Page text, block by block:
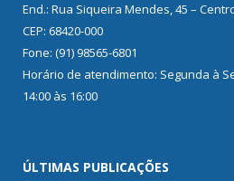
End.: Rua Siqueira Mendes, 45 –
CEP: 68420-000
Fone: (91) 98565-6801
Horário de atendimento: Segunda à
14:00 às 16:00
ÚLTIMAS PUBLICAÇÕES